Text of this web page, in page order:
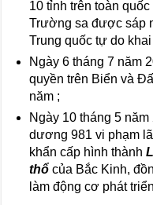
10 tỉnh trên toàn
Trường sa được sáp
Trung quốc tự do
Ngày 6 tháng 7 năm
quyền trên Biển và
năm ;
Ngày 10 tháng 5
dương 981 vi phạm
khẩn cấp hình thành
thổ của Bắc Kinh,
làm động cơ phát